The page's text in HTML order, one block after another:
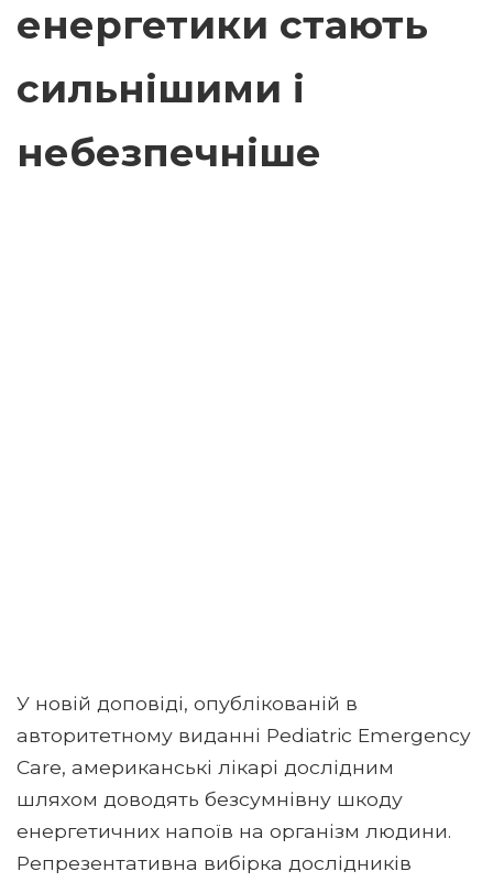
енергетики стають
сильнішими і
небезпечніше
У новій доповіді, опублікованій в
авторитетному виданні Pediatric Emergency
Care, американські лікарі дослідним
шляхом доводять безсумнівну шкоду
енергетичних напоїв на організм людини.
Репрезентативна вибірка дослідників